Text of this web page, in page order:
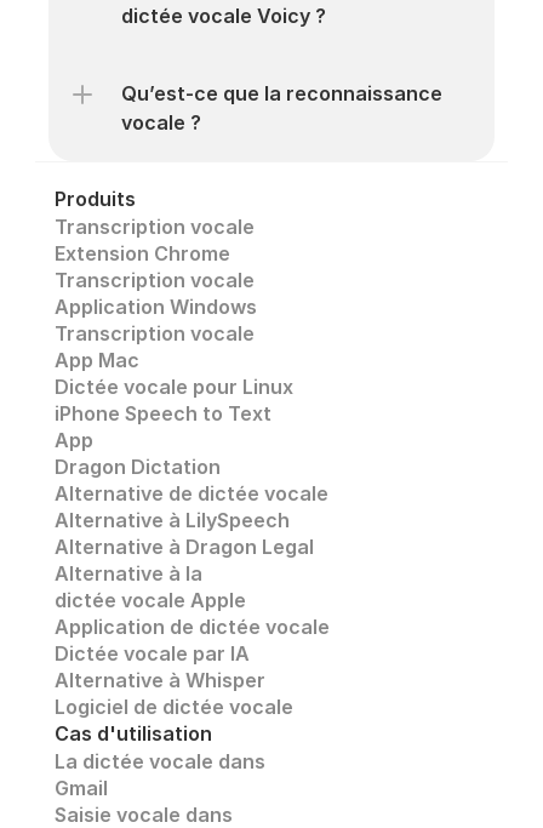
dictée vocale Voicy ?
Qu’est-ce que la reconnaissance
vocale ?
Produits
Transcription vocale
Extension Chrome
Transcription vocale
Application Windows
Transcription vocale
App Mac
Dictée vocale pour Linux
iPhone Speech to Text
App
Dragon Dictation
Alternative de dictée vocale
Alternative à LilySpeech
Alternative à Dragon Legal
Alternative à la
dictée vocale Apple
Application de dictée vocale
Dictée vocale par IA
Alternative à Whisper
Logiciel de dictée vocale
Cas d'utilisation
La dictée vocale dans
Gmail
Saisie vocale dans